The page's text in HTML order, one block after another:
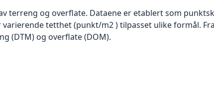
terreng og overflate. Dataene er etablert som
tetthet (punkt/m2 ) tilpasset ulike formål.
(DTM) og overflate (DOM).